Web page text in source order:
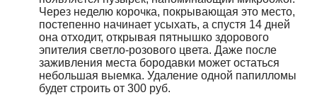
Через неделю корочка, покрывающая это место,
постепенно начинает усыхать, а спустя 14 дней
она отходит, открывая пятнышко здорового
эпителия светло-розового цвета. Даже после
заживления места бородавки может остаться
небольшая выемка. Удаление одной папилломы
будет строить от 300 руб.